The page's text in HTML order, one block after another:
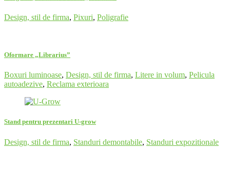
Design, stil de firma, Pixuri, Poligrafie
Oformare „Librarius”
Boxuri luminoase, Design, stil de firma, Litere in volum, Pelicula
autoadezive, Reclama exterioara
Stand pentru prezentari U-grow
Design, stil de firma, Standuri demontabile, Standuri expozitionale